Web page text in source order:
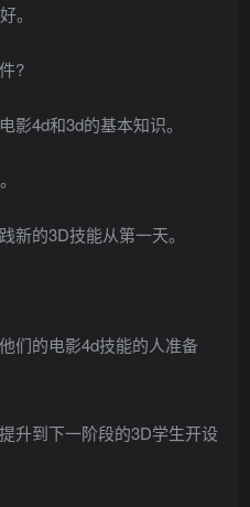
。
?
影4d和3d的基本知识。
新的3D技能从第一天。
们的电影4d技能的人准备
升到下一阶段的3D学生开设